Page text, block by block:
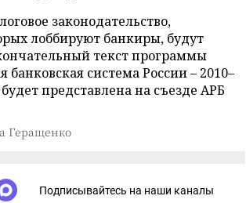
законодательство,
лоббируют банкиры, будут
текст программы
банковская система России – 2010–
будет представлена на съезде АРБ
Геращенко
Подписывайтесь на наши каналы